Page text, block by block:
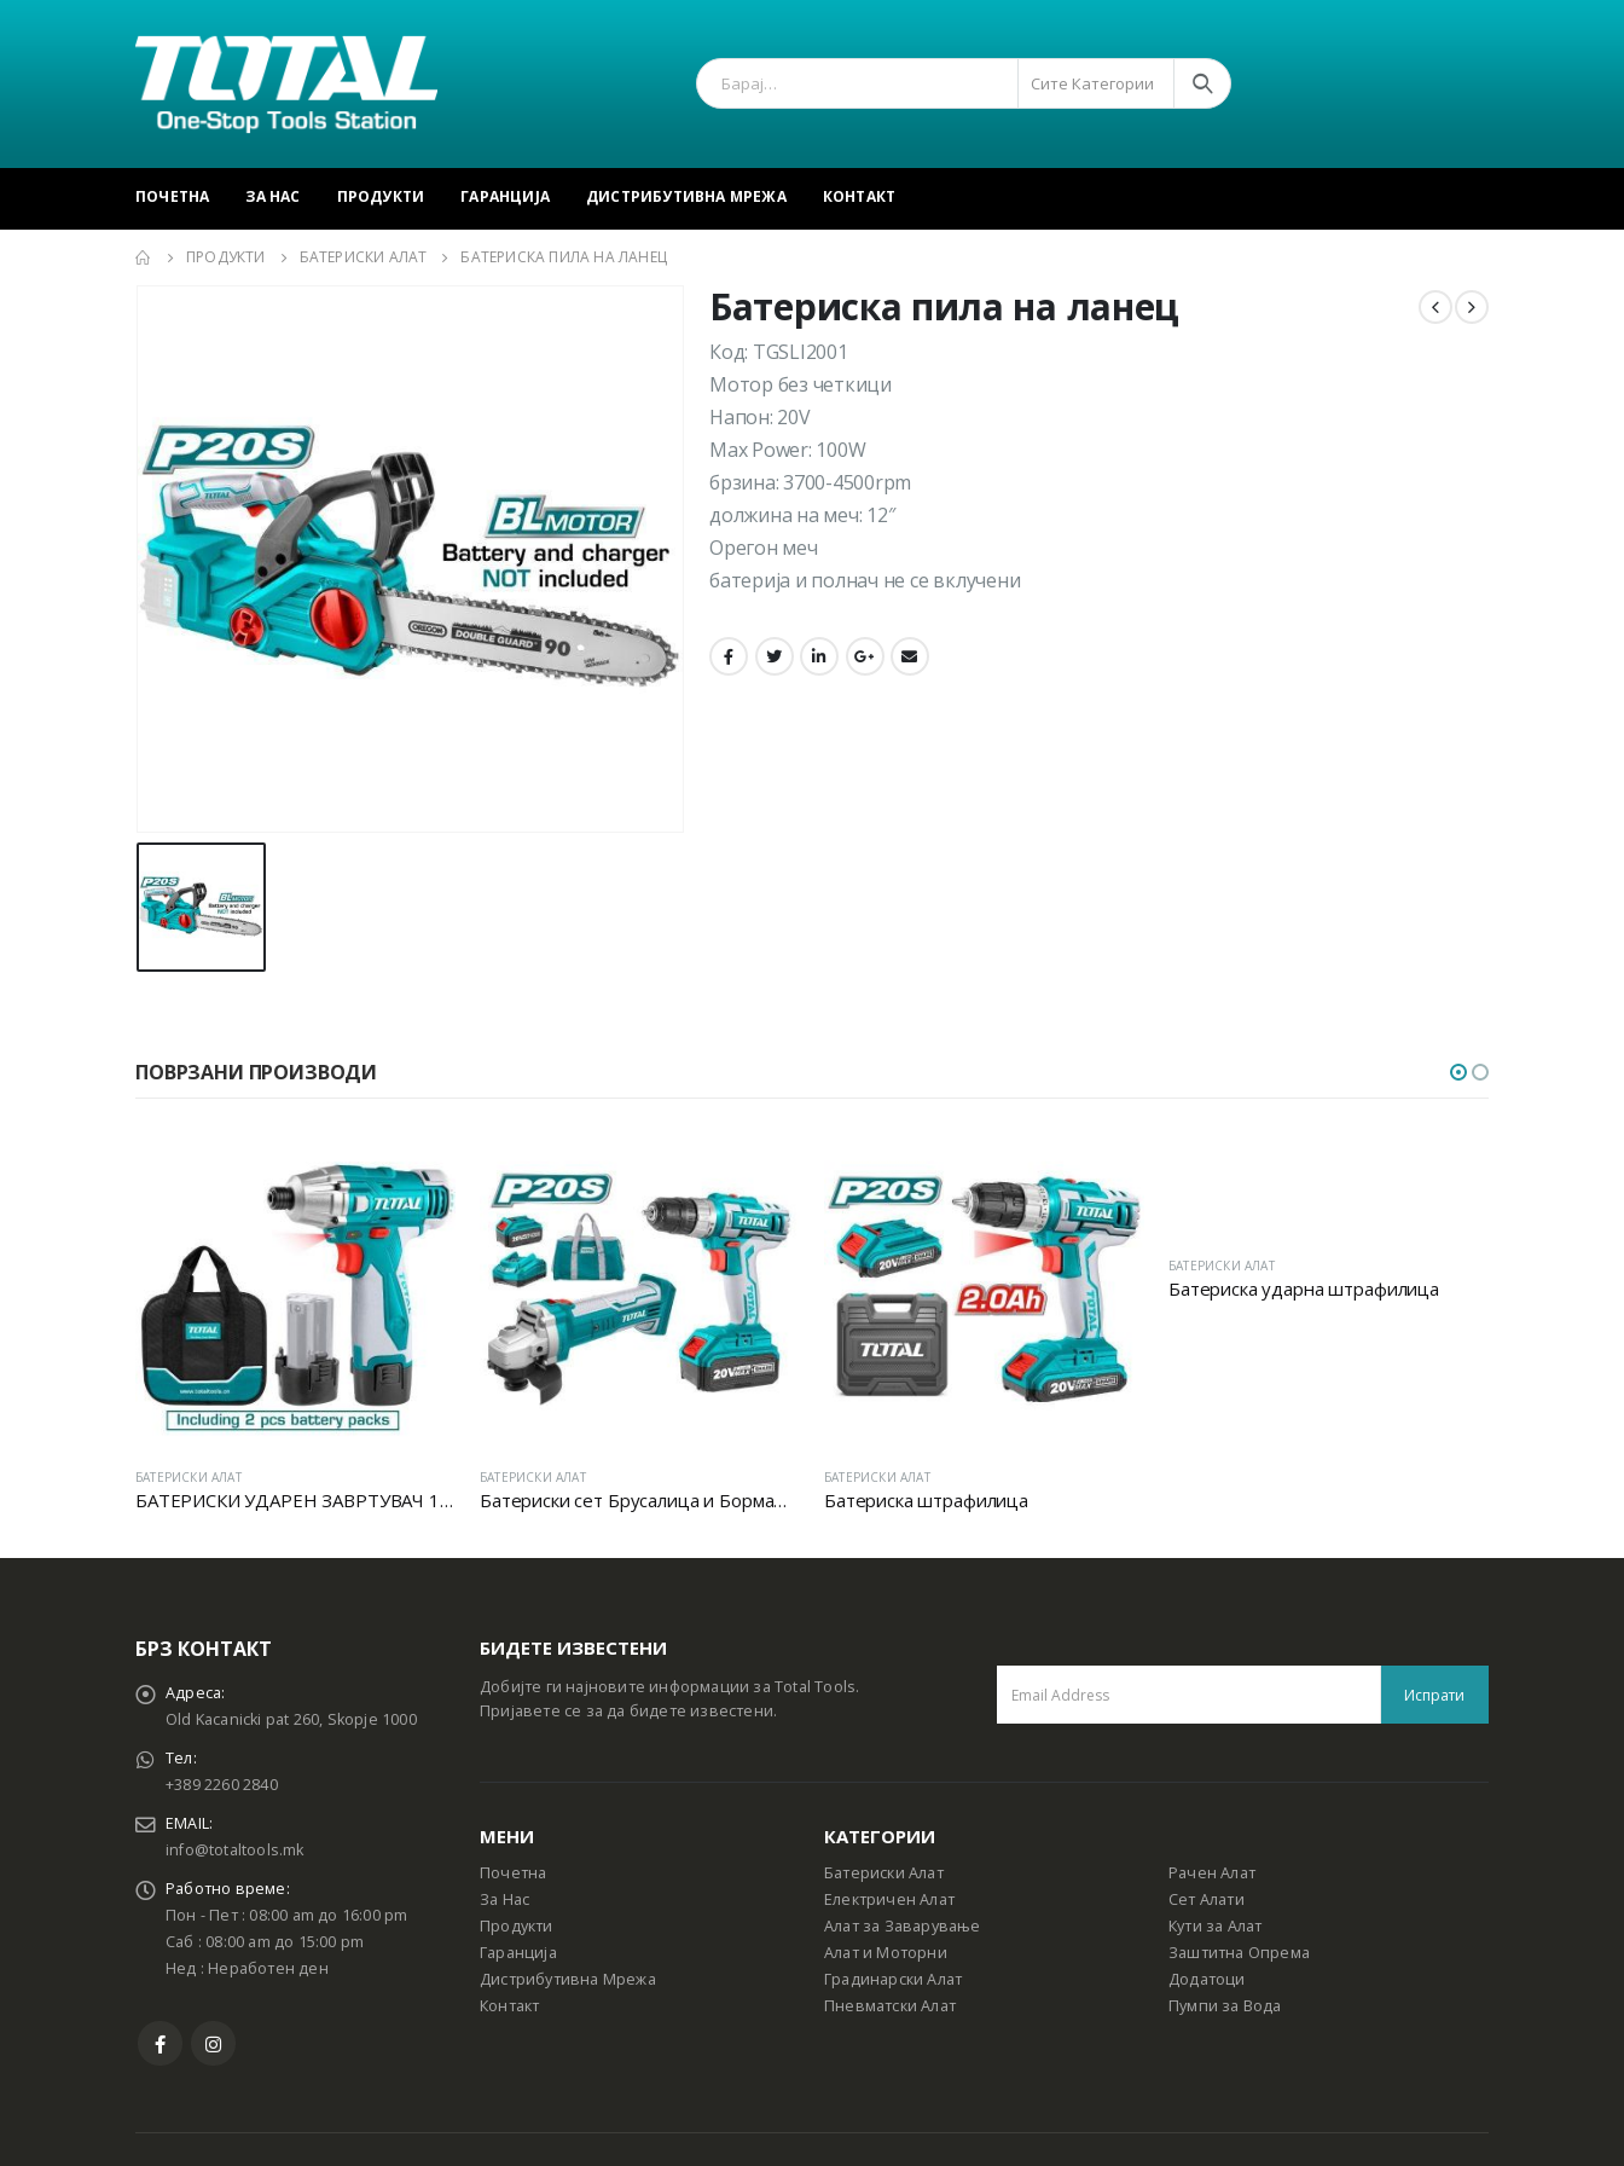
Сите Категории
ПОЧЕТНА ЗА НАС ПРОДУКТИ ГАРАНЦИЈА ДИСТРИБУТИВНА МРЕЖА КОНТАКТ
ПРОДУКТИ БАТЕРИСКИ АЛАТ БАТЕРИСКА ПИЛА НА ЛАНЕЦ
Батериска пила на ланец
Код: TGSLI2001
Мотор без четкици
Напон: 20V
Max Power: 100W
брзина: 3700-4500rpm
должина на меч: 12″
Орегон меч
батерија и полнач не се вклучени
ПОВРЗАНИ ПРОИЗВОДИ
БАТЕРИСКИ АЛАТ
БАТЕРИСКИ УДАРЕН ЗАВРТУВАЧ 12V
БАТЕРИСКИ АЛАТ
Батериски сет Брусалица и Бормашина 20V
БАТЕРИСКИ АЛАТ
Батериска штрафилица
БАТЕРИСКИ АЛАТ
Батериска ударна штрафилица
БРЗ КОНТАКТ
Адреса:
Old Kacanicki pat 260, Skopje 1000
Тел:
+389 2260 2840
EMAIL:
info@totaltools.mk
Работно време:
Пон - Пет : 08:00 am до 16:00 pm
Саб : 08:00 am до 15:00 pm
Нед : Неработен ден
БИДЕТЕ ИЗВЕСТЕНИ
Добијте ги најновите информации за Total Tools.
Пријавете се за да бидете известени.
МЕНИ
Почетна
За Нас
Продукти
Гаранција
Дистрибутивна Мрежа
Контакт
КАТЕГОРИИ
Батериски Алат
Електричен Алат
Алат за Заварување
Алат и Моторни
Градинарски Алат
Пневматски Алат
Рачен Алат
Сет Алати
Кути за Алат
Заштитна Опрема
Додатоци
Пумпи за Вода